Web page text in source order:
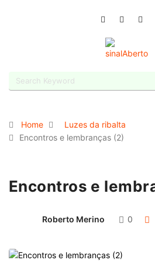
Home
Luzes da ribalta
Encontros e lembranças (2)
Encontros e
Roberto Merino 0